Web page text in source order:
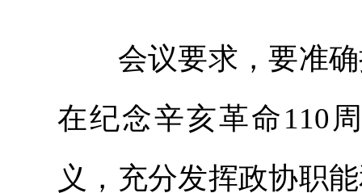
会议要求，要准确
在纪念辛亥革命110
义，充分发挥政协职